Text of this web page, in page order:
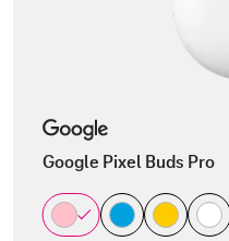
Google Pixel Buds Pro